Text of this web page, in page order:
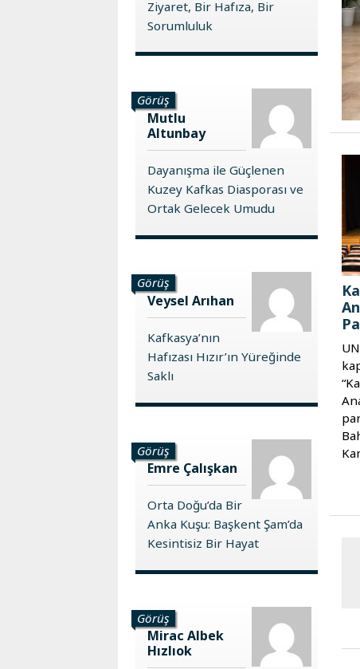
Karaçay-
Çerkes
Krasnodar
Stavropol
Kray
Ziyaret, Bir Hafıza, Bir
Sorumluluk
Görüş
Mutlu
Altunbay
Dayanışma ile Güçlenen
Kuzey Kafkas Diasporası ve
Ortak Gelecek Umudu
Görüş
Veysel Arıhan
Kafkasya’nın
Hafızası Hızır’ın Yüreğinde
Saklı
Görüş
Emre Çalışkan
Orta Doğu’da Bir
Anka Kuşu: Başkent Şam’da
Kesintisiz Bir Hayat
Görüş
Mirac Albek
Hızlıok